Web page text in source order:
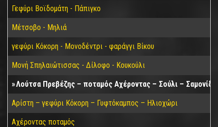
Γεφύρι Βοϊδομάτη - Πάπιγκο
Μέτσοβο - Μηλιά
γεφύρι Κόκορη - Μονοδέντρι - φαράγγι Βίκου
Μονή Σπηλαιώτισσας - Δίλοφο - Κουκούλι
Λούτσα Πρεβέζης – ποταμός Αχέροντας – Σούλι – Σαμονίδα
Αρίστη – γεφύρι Κόκορη – Γυφτόκαμπος – Ηλιοχώρι
Αχέροντας ποταμός